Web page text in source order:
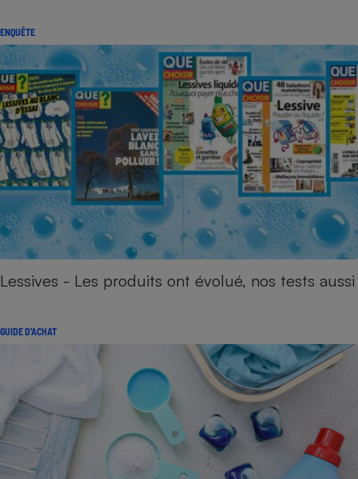
ENQUÊTE
Lessives - Les produits ont évolué, nos tests aussi
GUIDE D'ACHAT